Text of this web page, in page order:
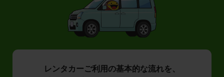
レンタカーご利用の基本的な流れを、